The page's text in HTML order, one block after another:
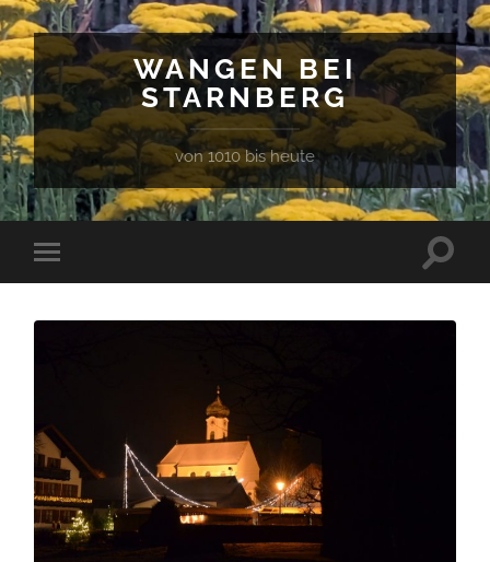
WANGEN BEI
STARNBERG
von 1010 bis heute
Mobile-
Menü